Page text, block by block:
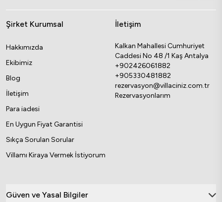
Şirket Kurumsal
Hakkımızda
Ekibimiz
Blog
İletişim
Para iadesi
En Uygun Fiyat Garantisi
Sıkça Sorulan Sorular
Villamı Kiraya Vermek İstiyorum
İletişim
Kalkan Mahallesi Cumhuriyet
Caddesi No 48 /1 Kaş Antalya
+902426061882
+905330481882
rezervasyon@villaciniz.com.tr
Rezervasyonlarım
Güven ve Yasal Bilgiler